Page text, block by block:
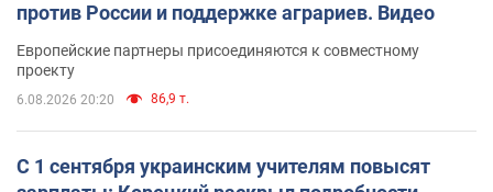
против России и поддержке аграриев. Видео
Европейские партнеры присоединяются к совместному
проекту
6.08.2026 20:20 86,9 т.
С 1 сентября украинским учителям повысят